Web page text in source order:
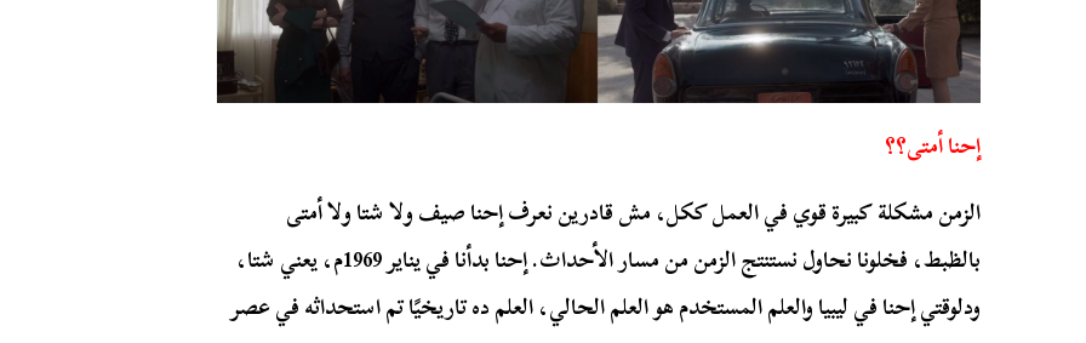
إحنا أمتى؟؟
الزمن مشكلة كبيرة قوي في العمل ككل، مش قادرين نعرف إحنا صيف ولا شتا ولا أمتى
بالظبط، فخلونا نحاول نستنتج الزمن من مسار الأحداث. إحنا بدأنا في يناير 1969م، يعني شتا،
ودلوقتي إحنا في ليبيا والعلم المستخدم هو العلم الحالي، العلم ده تاريخيًا تم استحداثه في عصر